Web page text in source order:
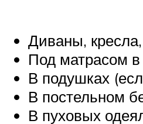
Диваны,
Под матрасом в
В подушках
В постельном
В пуховых